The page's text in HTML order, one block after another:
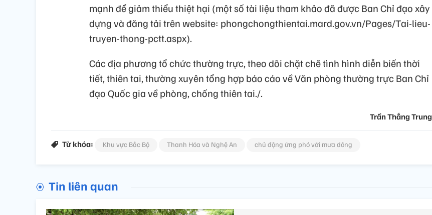
mạnh để giảm thiểu thiệt hại (một số tài liệu tham khảo đã được Ban Chỉ đạo xây
dựng và đăng tải trên website: phongchongthientai.mard.gov.vn/Pages/Tai-lieu-
truyen-thong-pctt.aspx).
Các địa phương tổ chức thường trực, theo dõi chặt chẽ tình hình diễn biến thời
tiết, thiên tai, thường xuyên tổng hợp báo cáo về Văn phòng thường trực Ban Chỉ
đạo Quốc gia về phòng, chống thiên tai./.
Trần Thắng Trung
Từ khóa: Khu vực Bắc Bộ Thanh Hóa và Nghệ An chủ động ứng phó với mưa dông
Tin liên quan